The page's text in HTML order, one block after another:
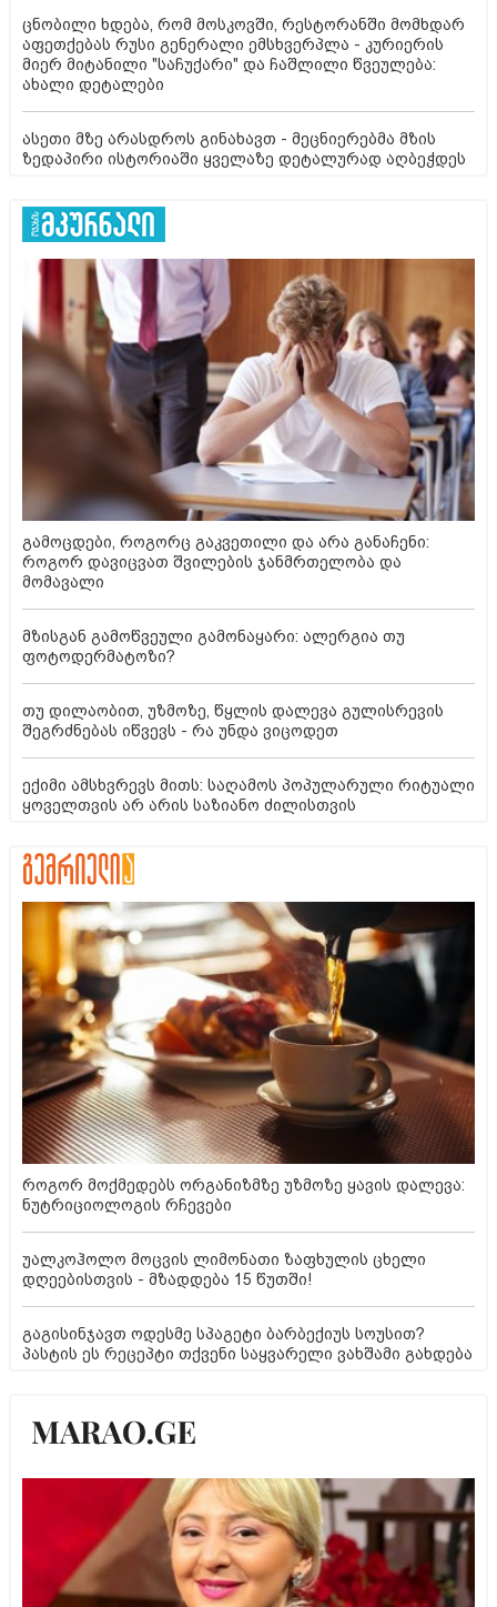
ცნობილი ხდება, რომ მოსკოვში, რესტორანში მომხდარ
აფეთქებას რუსი გენერალი ემსხვერპლა - კურიერის
მიერ მიტანილი "საჩუქარი" და ჩაშლილი წვეულება:
ახალი დეტალები
ასეთი მზე არასდროს გინახავთ - მეცნიერებმა მზის
ზედაპირი ისტორიაში ყველაზე დეტალურად აღბეჭდეს
გამოცდები, როგორც გაკვეთილი და არა განაჩენი:
როგორ დავიცვათ შვილების ჯანმრთელობა და
მომავალი
მზისგან გამოწვეული გამონაყარი: ალერგია თუ
ფოტოდერმატოზი?
თუ დილაობით, უზმოზე, წყლის დალევა გულისრევის
შეგრძნებას იწვევს - რა უნდა ვიცოდეთ
ექიმი ამსხვრევს მითს: საღამოს პოპულარული რიტუალი
ყოველთვის არ არის საზიანო ძილისთვის
როგორ მოქმედებს ორგანიზმზე უზმოზე ყავის დალევა:
ნუტრიციოლოგის რჩევები
უალკოჰოლო მოცვის ლიმონათი ზაფხულის ცხელი
დღეებისთვის - მზადდება 15 წუთში!
გაგისინჯავთ ოდესმე სპაგეტი ბარბექიუს სოუსით?
პასტის ეს რეცეპტი თქვენი საყვარელი ვახშამი გახდება